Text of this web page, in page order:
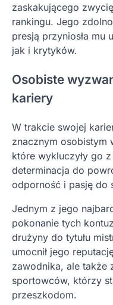
zaskakującego
rankingu. Jego
presją przyniosła mu
jak i krytyków.
Osobiste
kariery
W trakcie swojej
znacznym osobistym
które wykluczyły go
determinacja do
odporność i pasję do
Jednym z jego
pokonanie tych
drużyny do tytułu
umocnił jego
zawodnika, ale także
sportowców, którzy
przeszkodom.